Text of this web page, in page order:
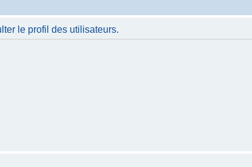
le profil des utilisateurs.